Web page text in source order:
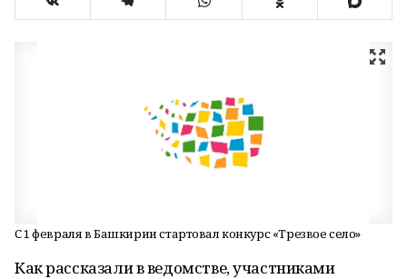
С 1 февраля в Башкирии стартовал конкурс «Трезвое село»
Как рассказали в ведомстве, участниками